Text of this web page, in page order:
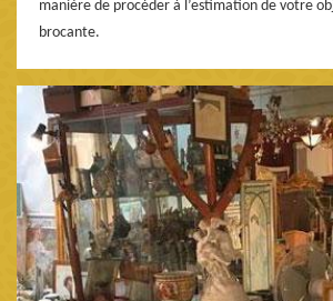
manière de procéder à l’estimation de votre
brocante.